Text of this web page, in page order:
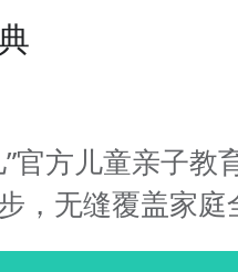
官方儿童亲子教
，无缝覆盖家庭